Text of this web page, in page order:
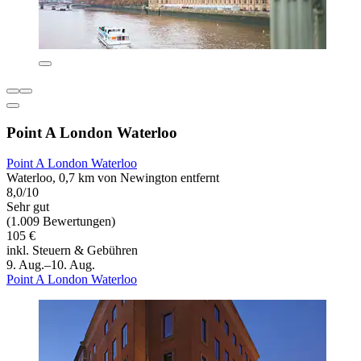
Point A London Waterloo
Point A London Waterloo
Waterloo, 0,7 km von Newington entfernt
8,0/10
Sehr gut
(1.009 Bewertungen)
105 €
inkl. Steuern & Gebühren
9. Aug.–10. Aug.
Point A London Waterloo